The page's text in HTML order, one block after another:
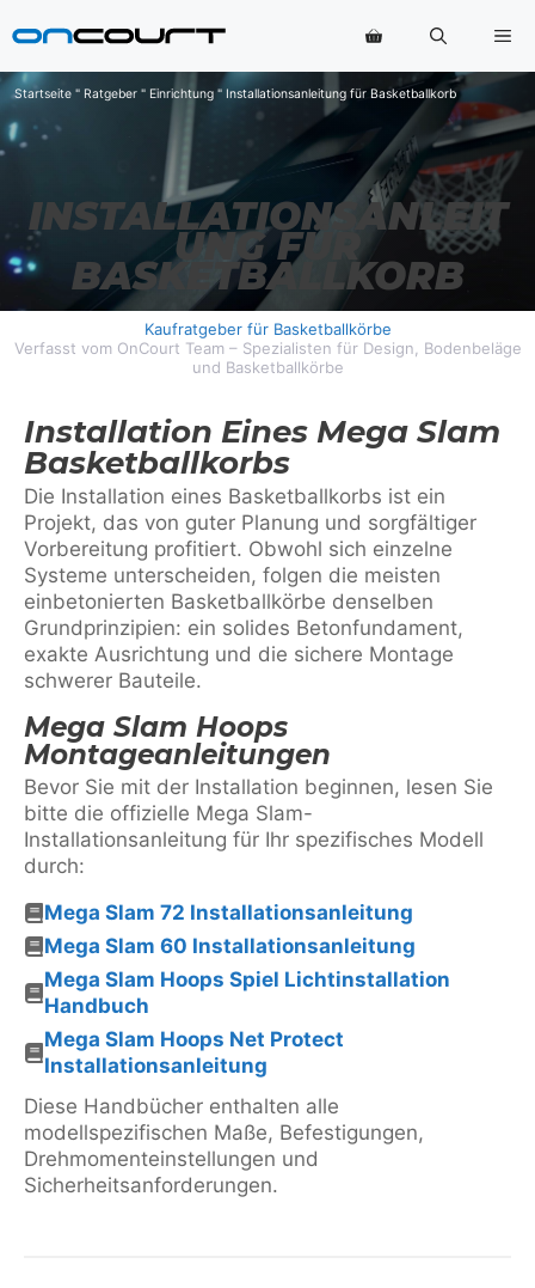
Inhalt
Startseite " Ratgeber " Einrichtung " Installationsanleitung für Basketballkorb
INSTALLATIONSANLEIT
UNG FÜR
BASKETBALLKORB
Kaufratgeber für Basketballkörbe
Verfasst vom OnCourt Team – Spezialisten für Design, Bodenbeläge
und Basketballkörbe
Installation Eines Mega Slam
Basketballkorbs
Die Installation eines Basketballkorbs ist ein
Projekt, das von guter Planung und sorgfältiger
Vorbereitung profitiert. Obwohl sich einzelne
Systeme unterscheiden, folgen die meisten
einbetonierten Basketballkörbe denselben
Grundprinzipien: ein solides Betonfundament,
exakte Ausrichtung und die sichere Montage
schwerer Bauteile.
Mega Slam Hoops
Montageanleitungen
Bevor Sie mit der Installation beginnen, lesen Sie
bitte die offizielle Mega Slam-
Installationsanleitung für Ihr spezifisches Modell
durch:
Mega Slam 72 Installationsanleitung
Mega Slam 60 Installationsanleitung
Mega Slam Hoops Spiel Lichtinstallation
Handbuch
Mega Slam Hoops Net Protect
Installationsanleitung
Diese Handbücher enthalten alle
modellspezifischen Maße, Befestigungen,
Drehmomenteinstellungen und
Sicherheitsanforderungen.